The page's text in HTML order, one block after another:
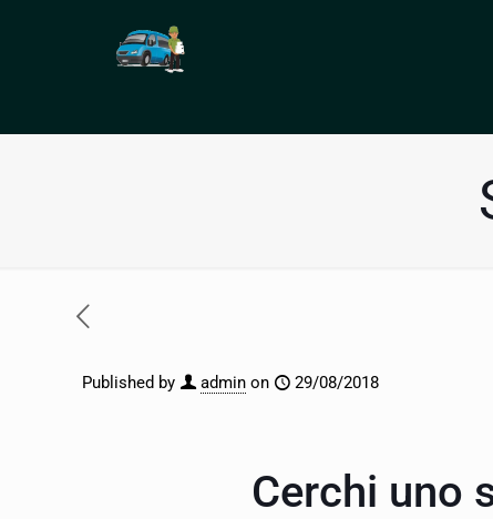
Published by admin on 29/08/2018
Cerchi uno